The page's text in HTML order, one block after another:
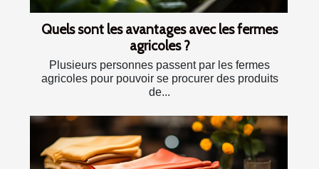
Quels sont les avantages avec les fermes
agricoles ?
Plusieurs personnes passent par les fermes
agricoles pour pouvoir se procurer des produits
de...